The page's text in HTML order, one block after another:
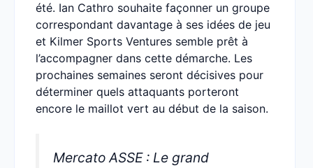
été. Ian Cathro souhaite façonner un groupe
correspondant davantage à ses idées de jeu
et Kilmer Sports Ventures semble prêt à
l’accompagner dans cette démarche. Les
prochaines semaines seront décisives pour
déterminer quels attaquants porteront
encore le maillot vert au début de la saison.
Mercato ASSE : Le grand